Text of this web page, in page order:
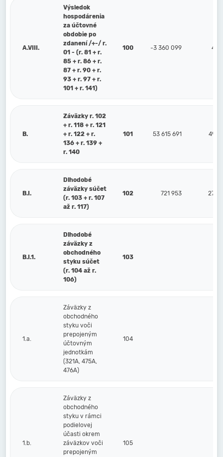
A.VIII.
Výsledok
hospodárenia
za účtovné
obdobie po
zdanení /+-/ r.
01 - (r. 81 + r.
85 + r. 86 + r.
87 + r. 90 + r.
93 + r. 97 + r.
101 + r. 141)
100 -3 360 099 4
B.
Záväzky r. 102
+ r. 118 + r. 121
+ r. 122 + r.
136 + r. 139 +
r. 140
101 53 615 691 49
B.I.
Dlhodobé
záväzky súčet
(r. 103 + r. 107
až r. 117)
102 721 953 27
B.I.1.
Dlhodobé
záväzky z
obchodného
styku súčet
(r. 104 až r.
106)
103
1.a.
Záväzky z
obchodného
styku voči
prepojeným
účtovným
jednotkám
(321A, 475A,
476A)
104
1.b.
Záväzky z
obchodného
styku v rámci
podielovej
účasti okrem
záväzkov voči
prepojeným
105